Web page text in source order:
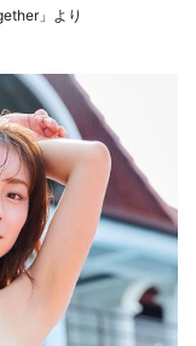
」より